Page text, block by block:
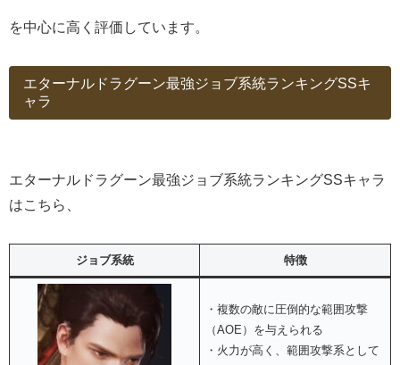
を中心に高く評価しています。
エターナルドラグーン最強ジョブ系統ランキングSSキ
ャラ
エターナルドラグーン最強ジョブ系統ランキングSSキャラ
はこちら、
ジョブ系統 特徴
・複数の敵に圧倒的な範囲攻撃
（AOE）を与えられる
・火力が高く、範囲攻撃系として